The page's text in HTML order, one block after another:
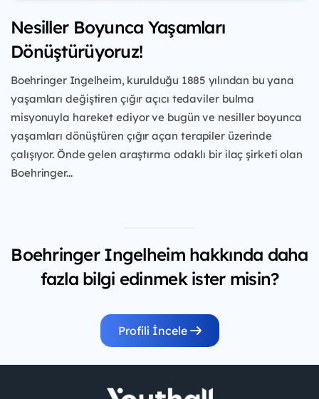
Nesiller Boyunca Yaşamları
Dönüştürüyoruz!
Boehringer Ingelheim, kurulduğu 1885 yılından bu yana
yaşamları değiştiren çığır açıcı tedaviler bulma
misyonuyla hareket ediyor ve bugün ve nesiller boyunca
yaşamları dönüştüren çığır açan terapiler üzerinde
çalışıyor. Önde gelen araştırma odaklı bir ilaç şirketi olan
Boehringer...
Boehringer Ingelheim hakkında daha
fazla bilgi edinmek ister misin?
Profili İncele